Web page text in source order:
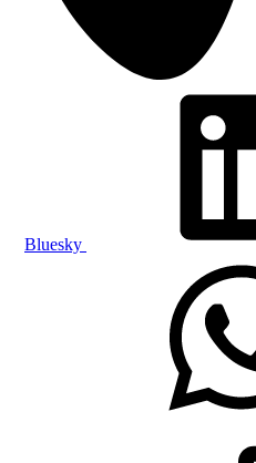
Bluesky